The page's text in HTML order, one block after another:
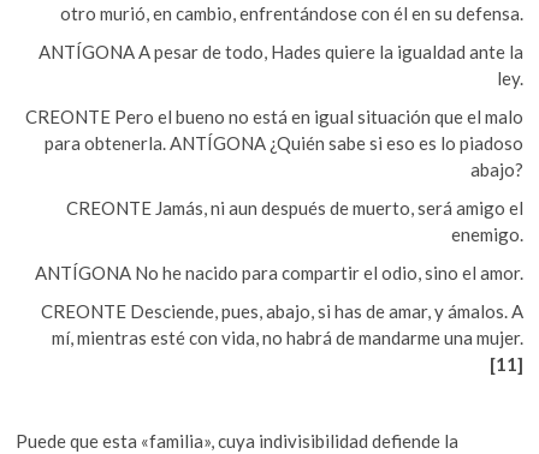
otro murió, en cambio, enfrentándose con él en su defensa.
ANTÍGONA A pesar de todo, Hades quiere la igualdad ante la
ley.
CREONTE Pero el bueno no está en igual situación que el malo
para obtenerla. ANTÍGONA ¿Quién sabe si eso es lo piadoso
abajo?
CREONTE Jamás, ni aun después de muerto, será amigo el
enemigo.
ANTÍGONA No he nacido para compartir el odio, sino el amor.
CREONTE Desciende, pues, abajo, si has de amar, y ámalos. A
mí, mientras esté con vida, no habrá de mandarme una mujer.
[11]
Puede que esta «familia», cuya indivisibilidad defiende la